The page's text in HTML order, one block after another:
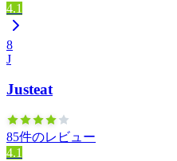
4.1
8
J
Justeat
85件のレビュー
4.1